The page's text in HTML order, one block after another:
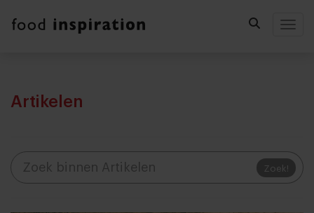
Artikelen
Zoek!